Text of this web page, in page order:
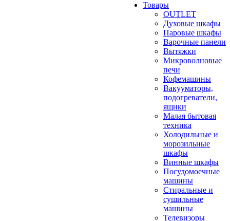
Товары
OUTLET
Духовые шкафы
Паровые шкафы
Варочные панели
Вытяжки
Микроволновые
печи
Кофемашины
Вакууматоры,
подогреватели,
ящики
Малая бытовая
техника
Холодильные и
морозильные
шкафы
Винные шкафы
Посудомоечные
машины
Стиральные и
сушильные
машины
Телевизоры